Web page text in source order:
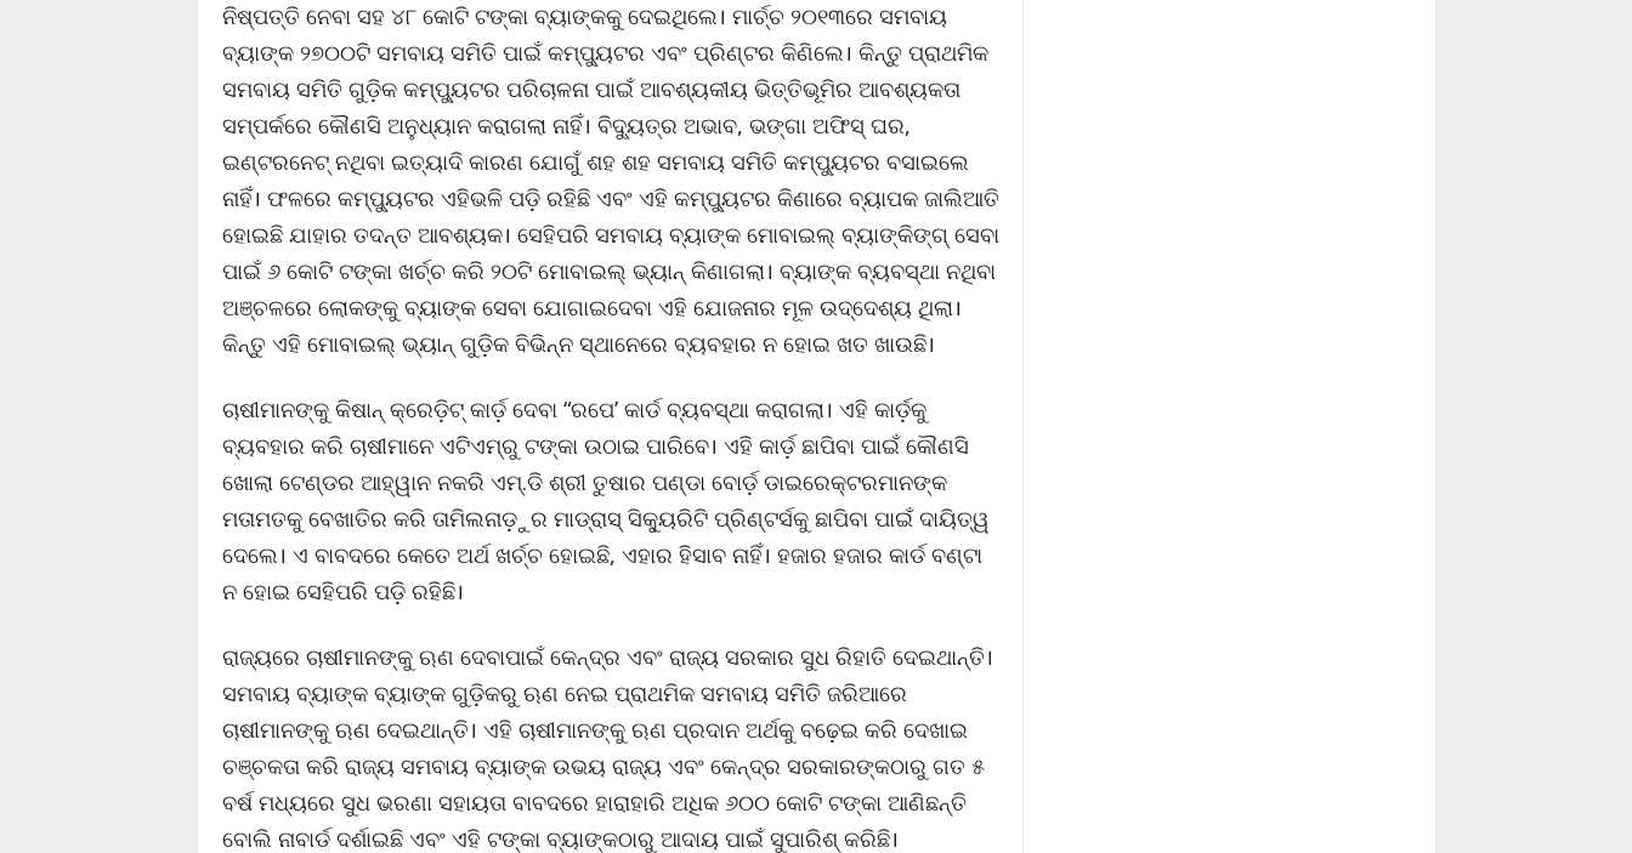
ନିଷ୍ପତ୍ତି ନେବା ସହ ୪୮ କୋଟି ଟଙ୍କା ବ୍ୟାଙ୍କକୁ ଦେଇଥିଲେ। ମାର୍ଚ୍ଚ ୨୦୧୩ରେ ସମବାୟ
ବ୍ୟାଙ୍କ ୨୭୦୦ଟି ସମବାୟ ସମିତି ପାଇଁ କମ୍ପୁ୍ୟଟର ଏବଂ ପ୍ରିଣ୍ଟର କିଣିଲେ। କିନ୍ତୁ ପ୍ରାଥମିକ
ସମବାୟ ସମିତି ଗୁଡ଼ିକ କମ୍ପୁ୍ୟଟର ପରିଚାଳନା ପାଇଁ ଆବଶ୍ୟକୀୟ ଭିତ୍ତିଭୂମିର ଆବଶ୍ୟକତା
ସମ୍ପର୍କରେ କୌଣସି ଅନୁଧ୍ୟାନ କରାଗଲା ନାହିଁ। ବିଦ୍ୟୁତ୍ର ଅଭାବ, ଭଙ୍ଗା ଅଫିସ୍ ଘର,
ଇଣ୍ଟରନେଟ୍ ନଥିବା ଇତ୍ୟାଦି କାରଣ ଯୋଗୁଁ ଶହ ଶହ ସମବାୟ ସମିତି କମ୍ପୁ୍ୟଟର ବସାଇଲେ
ନାହିଁ। ଫଳରେ କମ୍ପୁ୍ୟଟର ଏହିଭଳି ପଡ଼ି ରହିଛି ଏବଂ ଏହି କମ୍ପୁ୍ୟଟର କିଣାରେ ବ୍ୟାପକ ଜାଲିଆତି
ହୋଇଛି ଯାହାର ତଦନ୍ତ ଆବଶ୍ୟକ। ସେହିପରି ସମବାୟ ବ୍ୟାଙ୍କ ମୋବାଇଲ୍ ବ୍ୟାଙ୍କିଙ୍ଗ୍ ସେବା
ପାଇଁ ୬ କୋଟି ଟଙ୍କା ଖର୍ଚ୍ଚ କରି ୨୦ଟି ମୋବାଇଲ୍ ଭ୍ୟାନ୍ କିଣାଗଲା। ବ୍ୟାଙ୍କ ବ୍ୟବସ୍ଥା ନଥିବା
ଅଞ୍ଚଳରେ ଲୋକଙ୍କୁ ବ୍ୟାଙ୍କ ସେବା ଯୋଗାଇଦେବା ଏହି ଯୋଜନାର ମୂଳ ଉଦ୍ଦେଶ୍ୟ ଥିଲା।
କିନ୍ତୁ ଏହି ମୋବାଇଲ୍ ଭ୍ୟାନ୍ ଗୁଡ଼ିକ ବିଭିନ୍ନ ସ୍ଥାନେରେ ବ୍ୟବହାର ନ ହୋଇ ଖତ ଖାଉଛି।
ଚାଷୀମାନଙ୍କୁ କିଷାନ୍ କ୍ରେଡ଼ିଟ୍ କାର୍ଡ଼ ଦେବା “ରପେ’ କାର୍ଡ ବ୍ୟବସ୍ଥା କରାଗଲା। ଏହି କାର୍ଡ଼କୁ
ବ୍ୟବହାର କରି ଚାଷୀମାନେ ଏଟିଏମ୍ରୁ ଟଙ୍କା ଉଠାଇ ପାରିବେ। ଏହି କାର୍ଡ଼ ଛାପିବା ପାଇଁ କୌଣସି
ଖୋଲା ଟେଣ୍ଡର ଆହ୍ୱାନ ନକରି ଏମ୍.ଡି ଶ୍ରୀ ତୁଷାର ପଣ୍ଡା ବୋର୍ଡ଼ ଡାଇରେକ୍ଟରମାନଙ୍କ
ମତାମତକୁ ବେଖାତିର କରି ତାମିଲନାଡ଼ୁର ମାଡ୍ରାସ୍ ସିକ୍ୟୁରିଟି ପ୍ରିଣ୍ଟର୍ସକୁ ଛାପିବା ପାଇଁ ଦାୟିତ୍ୱ
ଦେଲେ। ଏ ବାବଦରେ କେତେ ଅର୍ଥ ଖର୍ଚ୍ଚ ହୋଇଛି, ଏହାର ହିସାବ ନାହିଁ। ହଜାର ହଜାର କାର୍ଡ ବଣ୍ଟା
ନ ହୋଇ ସେହିପରି ପଡ଼ି ରହିଛି।
ରାଜ୍ୟରେ ଚାଷୀମାନଙ୍କୁ ଋଣ ଦେବାପାଇଁ କେନ୍ଦ୍ର ଏବଂ ରାଜ୍ୟ ସରକାର ସୁଧ ରିହାତି ଦେଇଥାନ୍ତି।
ସମବାୟ ବ୍ୟାଙ୍କ ବ୍ୟାଙ୍କ ଗୁଡ଼ିକରୁ ଋଣ ନେଇ ପ୍ରାଥମିକ ସମବାୟ ସମିତି ଜରିଆରେ
ଚାଷୀମାନଙ୍କୁ ଋଣ ଦେଇଥାନ୍ତି। ଏହି ଚାଷୀମାନଙ୍କୁ ଋଣ ପ୍ରଦାନ ଅର୍ଥକୁ ବଢ଼େଇ କରି ଦେଖାଇ
ଚଞ୍ଚକତା କରି ରାଜ୍ୟ ସମବାୟ ବ୍ୟାଙ୍କ ଉଭୟ ରାଜ୍ୟ ଏବଂ କେନ୍ଦ୍ର ସରକାରଙ୍କଠାରୁ ଗତ ୫
ବର୍ଷ ମଧ୍ୟରେ ସୁଧ ଭରଣା ସହାୟତା ବାବଦରେ ହାରାହାରି ଅଧିକ ୬୦୦ କୋଟି ଟଙ୍କା ଆଣିଛନ୍ତି
ବୋଲି ନାବାର୍ଡ ଦର୍ଶାଇଛି ଏବଂ ଏହି ଟଙ୍କା ବ୍ୟାଙ୍କଠାରୁ ଆଦାୟ ପାଇଁ ସୁପାରିଶ୍ କରିଛି।